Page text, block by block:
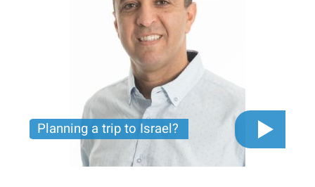
Planning a trip to Israel?
The video you must see before you start planning
tour trip to Israel!